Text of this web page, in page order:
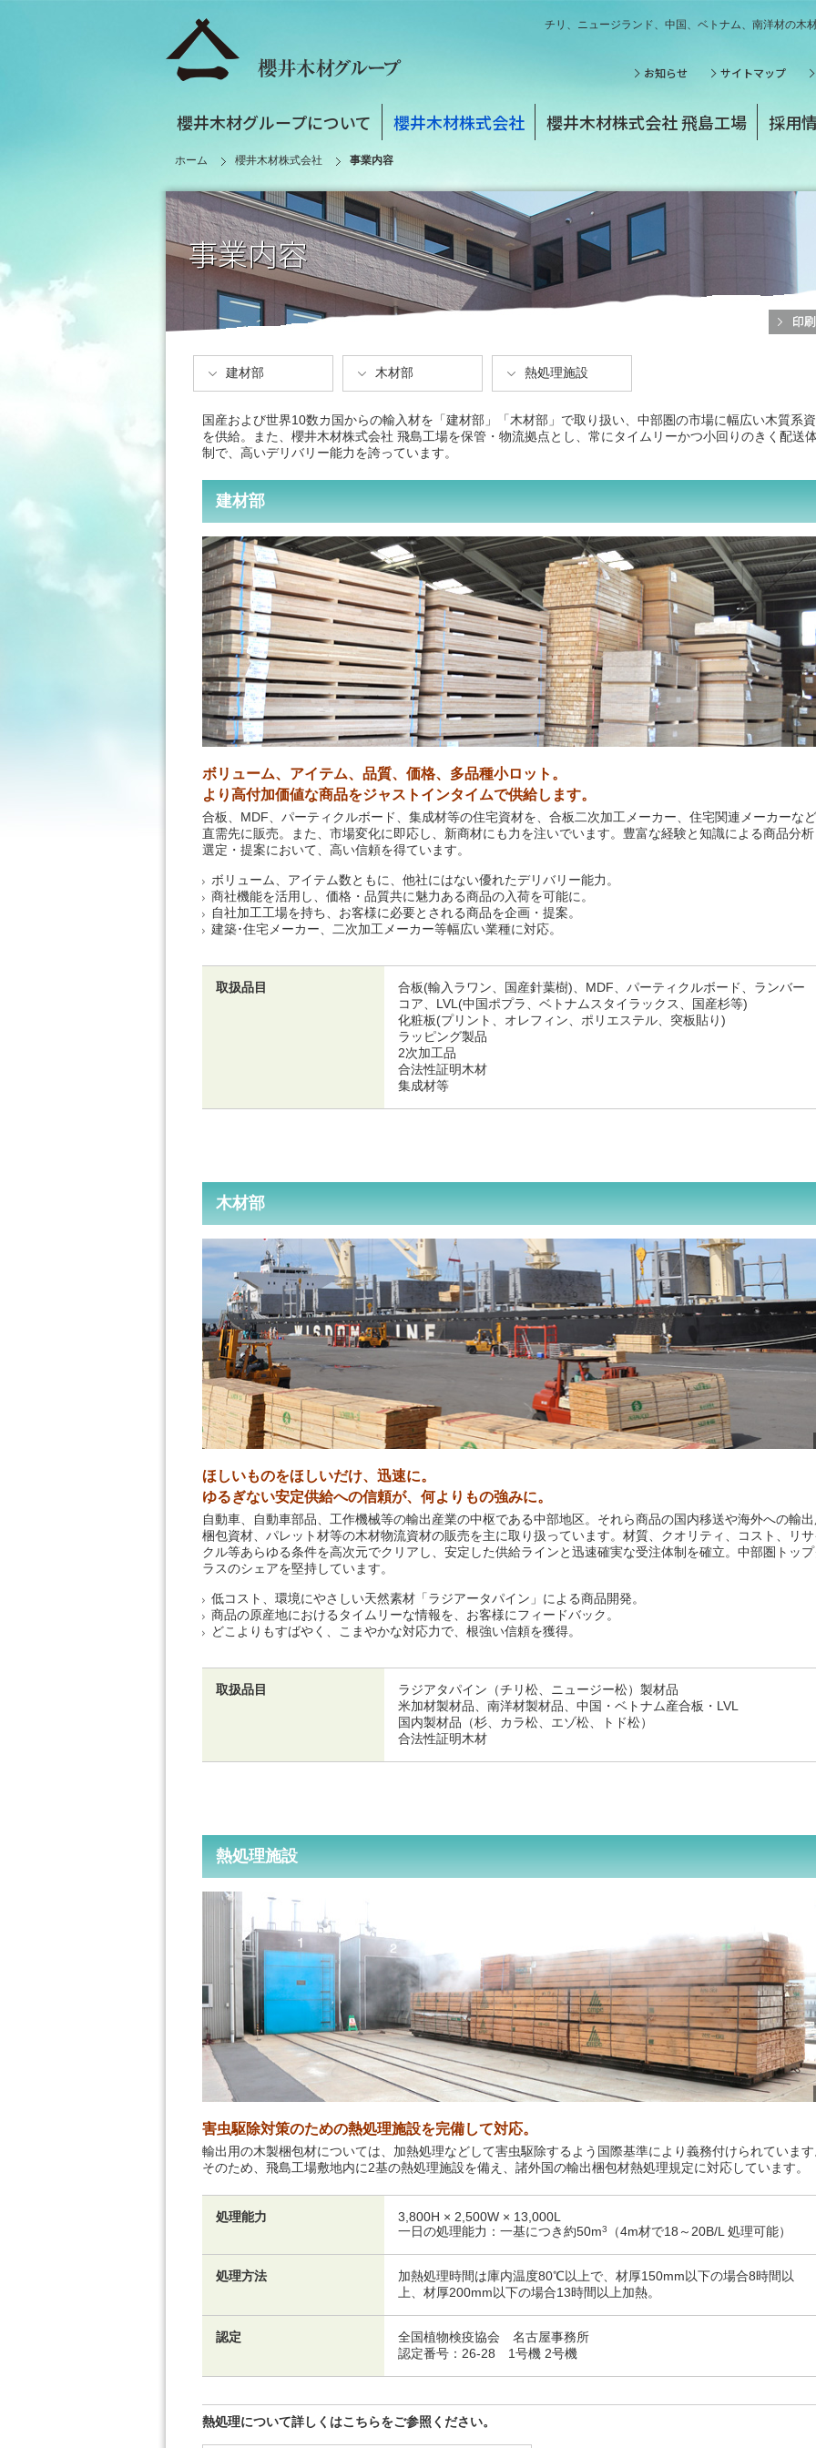
チリ、ニュージランド、中国、ベトナム、南洋材の木
お知らせ サイトマップ
櫻井木材グループについて 櫻井木材株式会社 櫻井木材株式会社 飛島工場 採用
ホーム 櫻井木材株式会社 事業内容
事業内容
建材部 木材部 熱処理施設
国産および世界10数カ国からの輸入材を「建材部」「木材部」で取り扱い、中部圏の市場に幅広い木質系
を供給。また、櫻井木材株式会社 飛島工場を保管・物流拠点とし、常にタイムリーかつ小回りのきく配送
制で、高いデリバリー能力を誇っています。
建材部
ボリューム、アイテム、品質、価格、多品種小ロット。
より高付加価値な商品をジャストインタイムで供給します。
合板、MDF、パーティクルボード、集成材等の住宅資材を、合板二次加工メーカー、住宅関連メーカーな
直需先に販売。また、市場変化に即応し、新商材にも力を注いでいます。豊富な経験と知識による商品分
選定・提案において、高い信頼を得ています。
ボリューム、アイテム数ともに、他社にはない優れたデリバリー能力。
商社機能を活用し、価格・品質共に魅力ある商品の入荷を可能に。
自社加工工場を持ち、お客様に必要とされる商品を企画・提案。
建築･住宅メーカー、二次加工メーカー等幅広い業種に対応。
取扱品目
合板(輸入ラワン、国産針葉樹)、MDF、パーティクルボード、ランバー
コア、LVL(中国ポプラ、ベトナムスタイラックス、国産杉等)
化粧板(プリント、オレフィン、ポリエステル、突板貼り)
ラッピング製品
2次加工品
合法性証明木材
集成材等
木材部
ほしいものをほしいだけ、迅速に。
ゆるぎない安定供給への信頼が、何よりもの強みに。
自動車、自動車部品、工作機械等の輸出産業の中枢である中部地区。それら商品の国内移送や海外への輸
梱包資材、パレット材等の木材物流資材の販売を主に取り扱っています。材質、クオリティ、コスト、リ
クル等あらゆる条件を高次元でクリアし、安定した供給ラインと迅速確実な受注体制を確立。中部圏トッ
ラスのシェアを堅持しています。
低コスト、環境にやさしい天然素材「ラジアータパイン」による商品開発。
商品の原産地におけるタイムリーな情報を、お客様にフィードバック。
どこよりもすばやく、こまやかな対応力で、根強い信頼を獲得。
取扱品目
ラジアタパイン（チリ松、ニュージー松）製材品
米加材製材品、南洋材製材品、中国・ベトナム産合板・LVL
国内製材品（杉、カラ松、エゾ松、トド松）
合法性証明木材
熱処理施設
害虫駆除対策のための熱処理施設を完備して対応。
輸出用の木製梱包材については、加熱処理などして害虫駆除するよう国際基準により義務付けられていま
そのため、飛島工場敷地内に2基の熱処理施設を備え、諸外国の輸出梱包材熱処理規定に対応しています。
処理能力
3,800H × 2,500W × 13,000L
一日の処理能力：一基につき約50m3 （4m材で18～20B/L 処理可能）
処理方法
加熱処理時間は庫内温度80℃以上で、材厚150mm以下の場合8時間以
上、材厚200mm以下の場合13時間以上加熱。
認定
全国植物検疫協会 名古屋事務所
認定番号：26-28 1号機 2号機
熱処理について詳しくはこちらをご参照ください。